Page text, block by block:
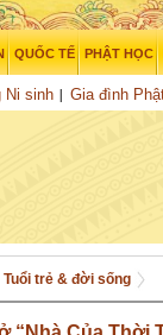
QUỐC TẾ PHẬT HỌC
Ni sinh Gia đình
– 07:27 : 18
Tuổi trẻ & đời sống